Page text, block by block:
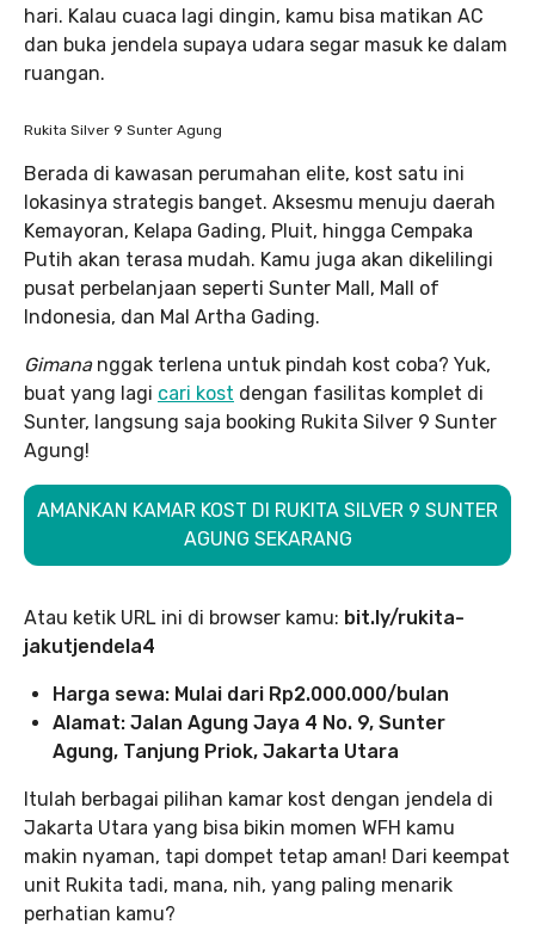
hari. Kalau cuaca lagi dingin, kamu bisa matikan AC
dan buka jendela supaya udara segar masuk ke dalam
ruangan.
Rukita Silver 9 Sunter Agung
Berada di kawasan perumahan elite, kost satu ini
lokasinya strategis banget. Aksesmu menuju daerah
Kemayoran, Kelapa Gading, Pluit, hingga Cempaka
Putih akan terasa mudah. Kamu juga akan dikelilingi
pusat perbelanjaan seperti Sunter Mall, Mall of
Indonesia, dan Mal Artha Gading.
Gimananggak terlena untuk pindah kost coba? Yuk,
buat yang lagi cari kost dengan fasilitas komplet di
Sunter, langsung saja booking Rukita Silver 9 Sunter
Agung!
AMANKAN KAMAR KOST DI RUKITA SILVER 9 SUNTER
AGUNG SEKARANG
Atau ketik URL ini di browser kamu: bit.ly/rukita-
jakutjendela4
Harga sewa: Mulai dari Rp2.000.000/bulan
Alamat: Jalan Agung Jaya 4 No. 9, Sunter
Agung, Tanjung Priok, Jakarta Utara
Itulah berbagai pilihan kamar kost dengan jendela di
Jakarta Utara yang bisa bikin momen WFH kamu
makin nyaman, tapi dompet tetap aman! Dari keempat
unit Rukita tadi, mana, nih, yang paling menarik
perhatian kamu?